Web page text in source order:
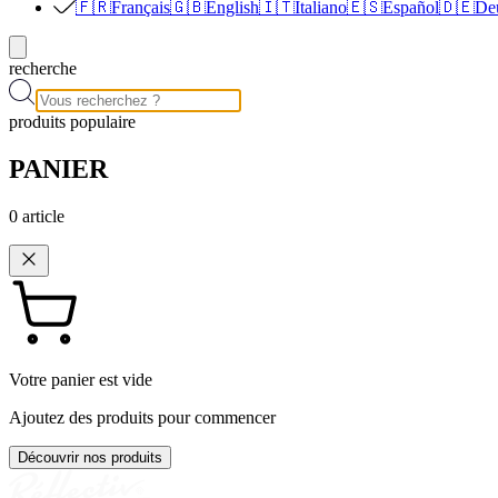
🇫🇷Français🇬🇧English🇮🇹Italiano🇪🇸Español🇩🇪
recherche
produits populaire
PANIER
0 article
Votre panier est vide
Ajoutez des produits pour commencer
Découvrir nos produits